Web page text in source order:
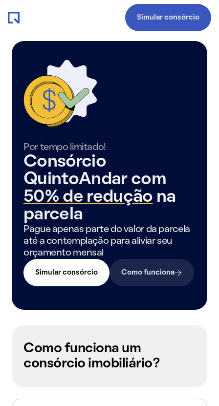
Simular consórcio
Por tempo limitado!
Consórcio
QuintoAndar com
50% de redução na
parcela
Pague apenas parte do valor da parcela
até a contemplação para aliviar seu
orçamento mensal
Simular consórcio Como funciona
Como funciona um
consórcio imobiliário?